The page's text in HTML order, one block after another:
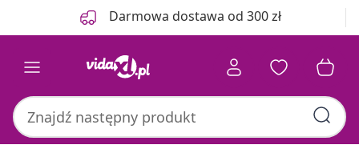
Darmowa dostawa od 300 zł